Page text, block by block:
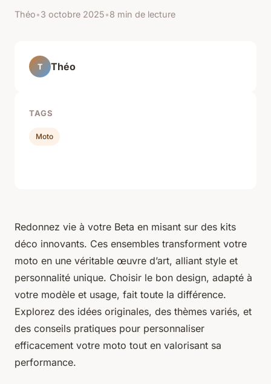
Théo•3 octobre 2025•8 min de lecture
Redonnez vie à votre Beta en misant sur des kits
déco innovants. Ces ensembles transforment votre
moto en une véritable œuvre d’art, alliant style et
personnalité unique. Choisir le bon design, adapté à
votre modèle et usage, fait toute la différence.
Explorez des idées originales, des thèmes variés, et
des conseils pratiques pour personnaliser
efficacement votre moto tout en valorisant sa
performance.
T Théo
TAGS
Moto